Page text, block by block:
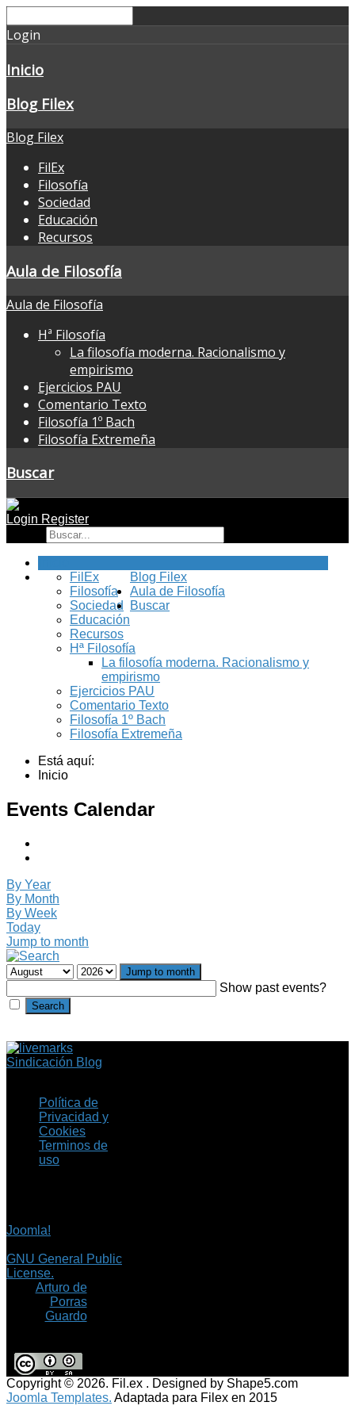
Login
Inicio
Blog Filex
Blog Filex
FilEx
Filosofía
Sociedad
Educación
Recursos
Aula de Filosofía
Aula de Filosofía
Hª Filosofía
La filosofía moderna. Racionalismo y
empirismo
Ejercicios PAU
Comentario Texto
Filosofía 1º Bach
Filosofía Extremeña
Buscar
Login Register
Blog Filex
FilEx
Filosofía
Sociedad
Educación
Recursos
Aula de Filosofía
Hª Filosofía
La filosofía moderna. Racionalismo y
empirismo
Ejercicios PAU
Comentario Texto
Filosofía 1º Bach
Filosofía Extremeña
Buscar
Está aquí:
Inicio
Events Calendar
By Year
By Month
By Week
Today
Jump to month
Jump to month
Show past events?
Sindicación Blog
Política de
Privacidad y
Cookies
Terminos de
uso
Joomla!
GNU General Public
License.
Arturo de
Porras
Guardo
Copyright © 2026. Fil.ex . Designed by Shape5.com
Joomla Templates. Adaptada para Filex en 2015